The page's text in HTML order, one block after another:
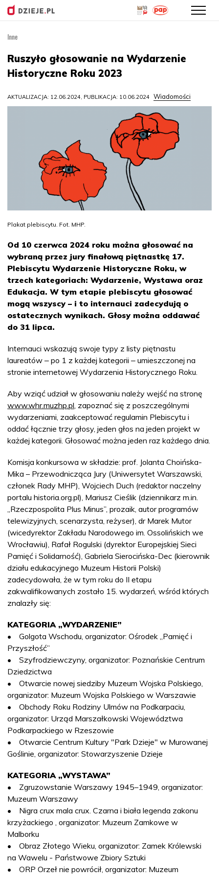
treści
Inne
Ruszyło głosowanie na Wydarzenie
Historyczne Roku 2023
AKTUALIZACJA: 12.06.2024, PUBLIKACJA: 10.06.2024 Wiadomości
Plakat plebiscytu. Fot. MHP.
Od 10 czerwca 2024 roku można głosować na
wybraną przez jury finałową piętnastkę 17.
Plebiscytu Wydarzenie Historyczne Roku, w
trzech kategoriach: Wydarzenie, Wystawa oraz
Edukacja. W tym etapie plebiscytu głosować
mogą wszyscy – i to internauci zadecydują o
ostatecznych wynikach. Głosy można oddawać
do 31 lipca.
Internauci wskazują swoje typy z listy piętnastu
laureatów ‒ po 1 z każdej kategorii ‒ umieszczonej na
stronie internetowej Wydarzenia Historycznego Roku.
Aby wziąć udział w głosowaniu należy wejść na stronę
www.whr.muzhp.pl, zapoznać się z poszczególnymi
wydarzeniami, zaakceptować regulamin Plebiscytu i
oddać łącznie trzy głosy, jeden głos na jeden projekt w
każdej kategorii. Głosować można jeden raz każdego dnia.
Komisja konkursowa w składzie: prof. Jolanta Choińska-
Mika – Przewodnicząca Jury (Uniwersytet Warszawski,
członek Rady MHP), Wojciech Duch (redaktor naczelny
portalu historia.org.pl), Mariusz Cieślik (dziennikarz m.in.
„Rzeczpospolita Plus Minus”, prozaik, autor programów
telewizyjnych, scenarzysta, reżyser), dr Marek Mutor
(wicedyrektor Zakładu Narodowego im. Ossolińskich we
Wrocławiu), Rafał Rogulski (dyrektor Europejskiej Sieci
Pamięć i Solidarność), Gabriela Sierocińska-Dec (kierownik
działu edukacyjnego Muzeum Historii Polski)
zadecydowała, że w tym roku do II etapu
zakwalifikowanych zostało 15. wydarzeń, wśród których
znalazły się:
KATEGORIA „WYDARZENIE”
• Golgota Wschodu, organizator: Ośrodek „Pamięć i
Przyszłość”
• Szyfrodziewczyny, organizator: Poznańskie Centrum
Dziedzictwa
• Otwarcie nowej siedziby Muzeum Wojska Polskiego,
organizator: Muzeum Wojska Polskiego w Warszawie
• Obchody Roku Rodziny Ulmów na Podkarpaciu,
organizator: Urząd Marszałkowski Województwa
Podkarpackiego w Rzeszowie
• Otwarcie Centrum Kultury "Park Dzieje" w Murowanej
Goślinie, organizator: Stowarzyszenie Dzieje
KATEGORIA „WYSTAWA”
• Zgruzowstanie Warszawy 1945–1949, organizator:
Muzeum Warszawy
• Nigra crux mala crux. Czarna i biała legenda zakonu
krzyżackiego , organizator: Muzeum Zamkowe w
Malborku
• Obraz Złotego Wieku, organizator: Zamek Królewski
na Wawelu - Państwowe Zbiory Sztuki
• ORP Orzeł nie powrócił, organizator: Muzeum